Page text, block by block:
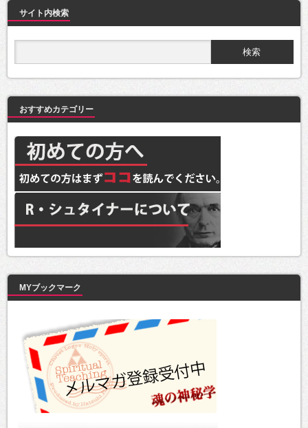
サイト内検索
おすすめカテゴリー
MYブックマーク